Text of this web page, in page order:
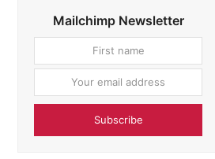
Mailchimp Newsletter
name
Subscribe